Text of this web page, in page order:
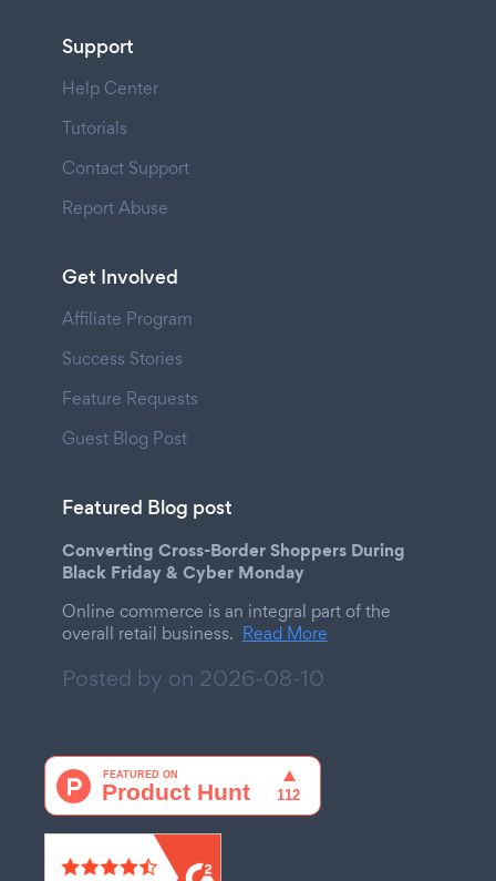
Support
Help Center
Tutorials
Contact Support
Report Abuse
Get Involved
Affiliate Program
Success Stories
Feature Requests
Guest Blog Post
Featured Blog post
Converting Cross-Border Shoppers During
Black Friday & Cyber Monday
Online commerce is an integral part of the
overall retail business. Read More
Posted by on 2026-08-10